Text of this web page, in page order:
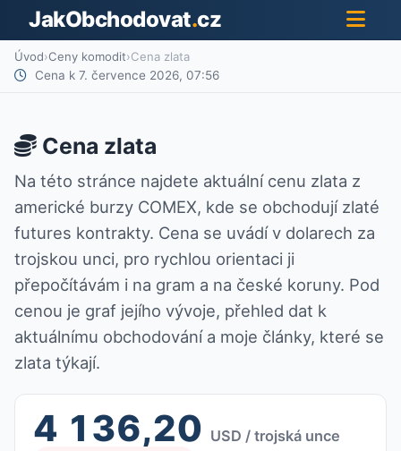
JakObchodovat.cz
Úvod›Ceny komodit›Cena zlata
Cena k 7. července 2026, 07:56
Cena zlata
Na této stránce najdete aktuální cenu zlata z
americké burzy COMEX, kde se obchodují zlaté
futures kontrakty. Cena se uvádí v dolarech za
trojskou unci, pro rychlou orientaci ji
přepočítávám i na gram a na české koruny. Pod
cenou je graf jejího vývoje, přehled dat k
aktuálnímu obchodování a moje články, které se
zlata týkají.
4 136,20 USD / trojská unce